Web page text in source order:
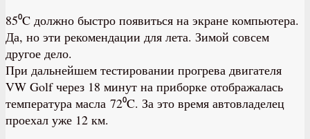
85⁰C должно быстро появиться на экране компьютера.
Да, но эти рекомендации для лета. Зимой совсем
другое дело.
При дальнейшем тестировании прогрева двигателя
VW Golf через 18 минут на приборке отображалась
температура масла 72⁰C. За это время автовладелец
проехал уже 12 км.